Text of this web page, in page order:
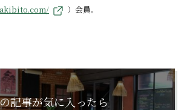
）会員。
記事が気に入ったら